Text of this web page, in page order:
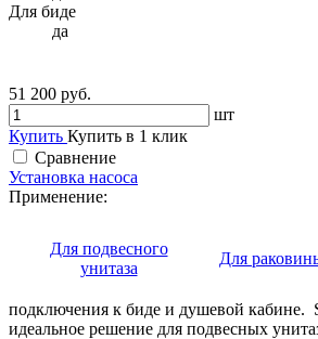
Для биде
да
51 200 руб.
шт
Купить Купить в 1 клик
Сравнение
Установка насоса
Применение:
Для подвесного
унитаза
Для
подключения к биде и душевой кабине.
идеальное решение для подвесных